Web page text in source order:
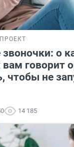
о
вам говорит
чтобы не
14 185